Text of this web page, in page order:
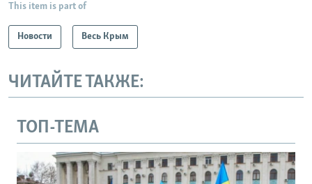
This item is part of
Новости Весь Крым
ЧИТАЙТЕ ТАКЖЕ:
ТОП-ТЕМА